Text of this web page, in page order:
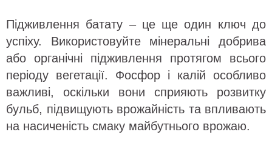
Підживлення батату – це ще один ключ до
успіху. Використовуйте мінеральні добрива
або органічні підживлення протягом всього
періоду вегетації. Фосфор і калій особливо
важливі, оскільки вони сприяють розвитку
бульб, підвищують врожайність та впливають
на насиченість смаку майбутнього врожаю.